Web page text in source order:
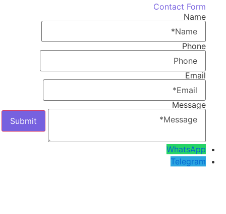
Contact Form
Name
Phone
Email
Message
WhatsApp
Telegram